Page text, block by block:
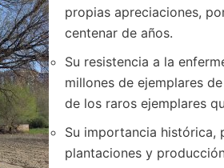
propias apreciaciones,
centenar de años.
Su resistencia a la
millones de ejemplares
de los raros ejemplares
Su importancia histórica,
plantaciones y